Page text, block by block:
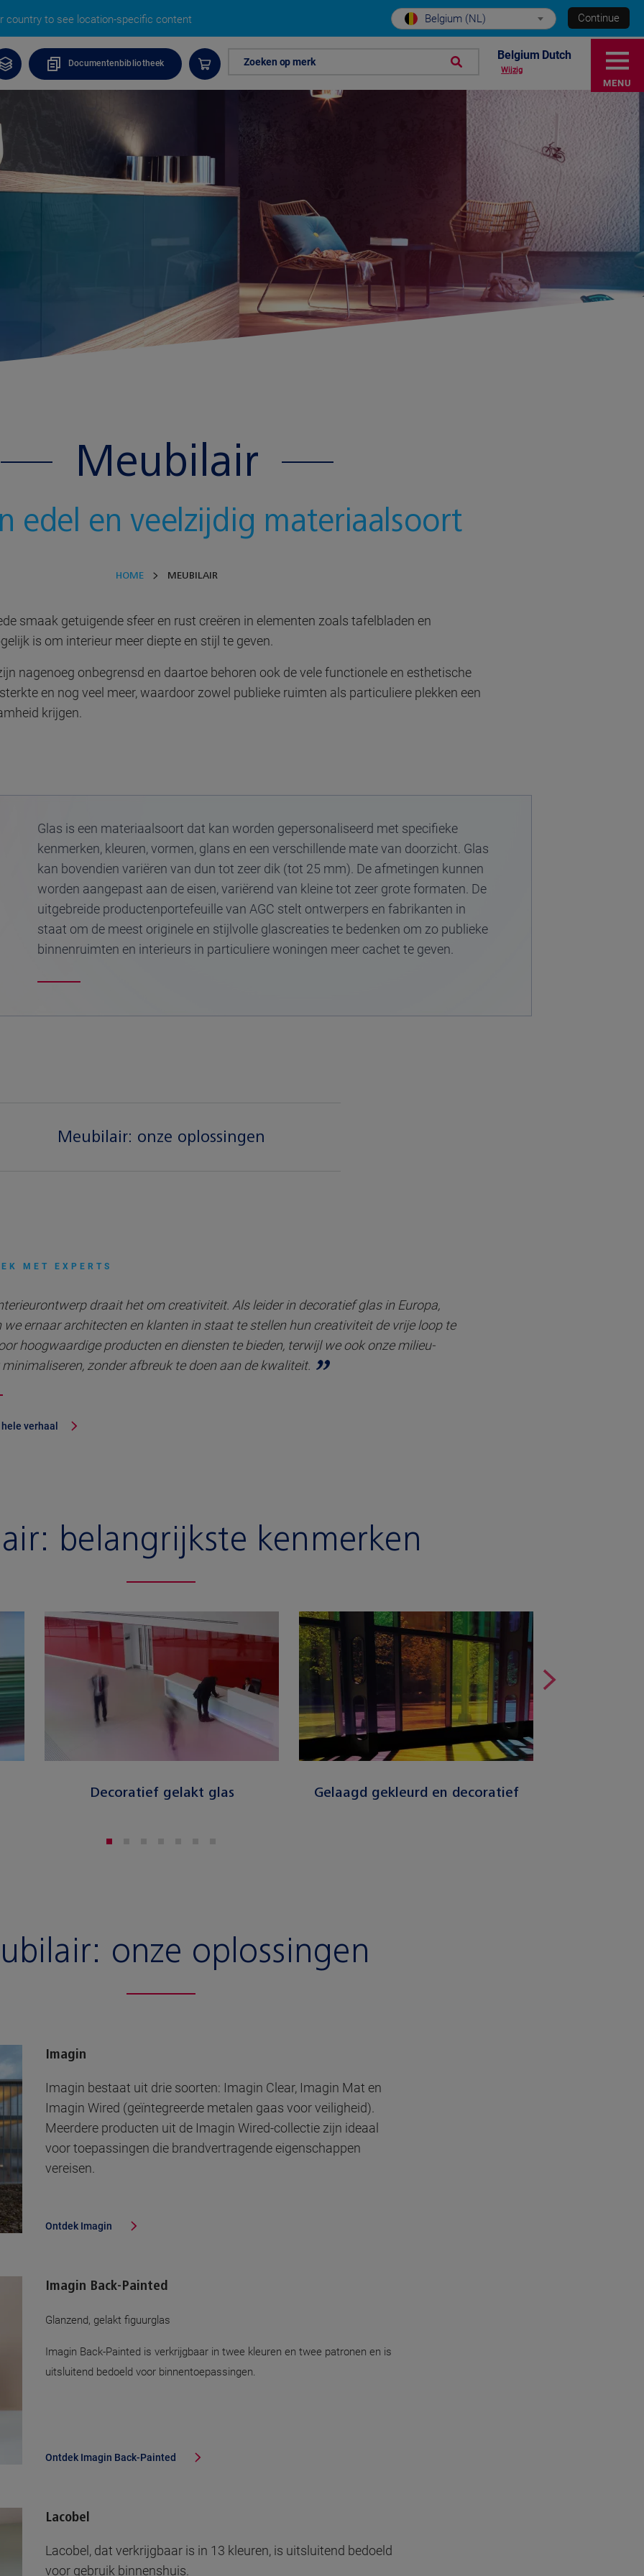
country to see location-specific content Belgium (NL) Continue
Documentenbibliotheek Zoeken op merk Belgium Dutch
Wijzig
Meubilair
edel en veelzijdig materiaalsoort
HOME MEUBILAIR
smaak getuigende sfeer en rust creëren in elementen zoals tafelbladen en
is om interieur meer diepte en stijl te geven.
nagenoeg onbegrensd en daartoe behoren ook de vele functionele en esthetische
en nog veel meer, waardoor zowel publieke ruimten als particuliere plekken een
krijgen.
MENU
Glas is een materiaalsoort dat kan worden gepersonaliseerd met specifieke
kenmerken, kleuren, vormen, glans en een verschillende mate van doorzicht. Glas
kan bovendien variëren van dun tot zeer dik (tot 25 mm). De afmetingen kunnen
worden aangepast aan de eisen, variërend van kleine tot zeer grote formaten. De
uitgebreide productenportefeuille van AGC stelt ontwerpers en fabrikanten in
staat om de meest originele en stijlvolle glascreaties te bedenken om zo publieke
binnenruimten en interieurs in particuliere woningen meer cachet te geven.
Meubilair: onze oplossingen
MET EXPERTS
draait het om creativiteit. Als leider in decoratief glas in Europa,
we ernaar architecten en klanten in staat te stellen hun creativiteit de vrije loop te
hoogwaardige producten en diensten te bieden, terwijl we ook onze milieu-
zonder afbreuk te doen aan de kwaliteit.
verhaal
belangrijkste kenmerken
Decoratief gelakt glas Gelaagd gekleurd en decoratief
onze oplossingen
Imagin
Imagin bestaat uit drie soorten: Imagin Clear, Imagin Mat en
Imagin Wired (geïntegreerde metalen gaas voor veiligheid).
Meerdere producten uit de Imagin Wired-collectie zijn ideaal
voor toepassingen die brandvertragende eigenschappen
vereisen.
Ontdek Imagin
Imagin Back-Painted
Glanzend, gelakt figuurglas
Imagin Back-Painted is verkrijgbaar in twee kleuren en twee patronen en is
uitsluitend bedoeld voor binnentoepassingen.
Ontdek Imagin Back-Painted
Lacobel
Lacobel, dat verkrijgbaar is in 13 kleuren, is uitsluitend bedoeld
voor gebruik binnenshuis.